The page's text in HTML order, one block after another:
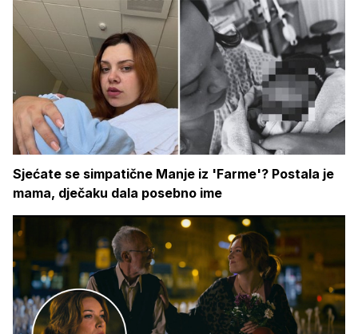
Sjećate se simpatične Manje iz 'Farme'? Postala je
mama, dječaku dala posebno ime